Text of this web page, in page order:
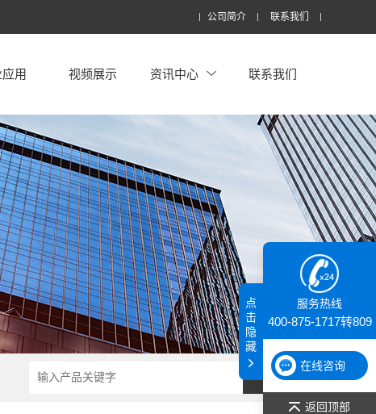
公司简介 联系我们
用 视频展示 资讯中心 联系我们
服务热线
400-875-1717转809
在线咨询
返回顶部
点
击
隐
藏